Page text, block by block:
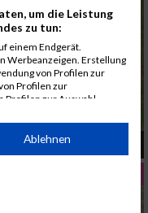
Perle Lauf
um die Leistung
zu tun:
einem Endgerät.
Werbeanzeigen. Erstellung
von Profilen zur
Profilen zur
Profilen zur Auswahl
durch Statistiken oder
Entwicklung und
weitergegeben und in die
Ablehnen